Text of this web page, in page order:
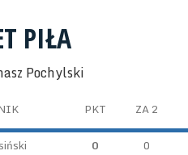
PIŁA
Pochylski
PKT ZA 2
0 0